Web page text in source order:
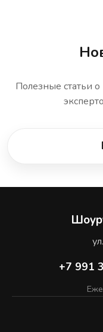
Полезные статьи
+7 991